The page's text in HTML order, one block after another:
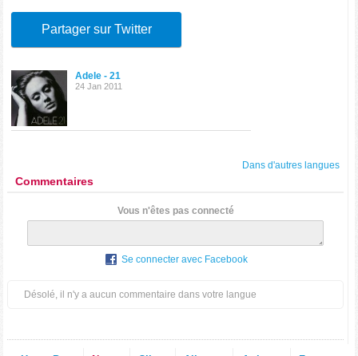
Partager sur Twitter
Adele - 21
24 Jan 2011
Dans d'autres langues
Commentaires
Vous n'êtes pas connecté
Se connecter avec Facebook
Désolé, il n'y a aucun commentaire dans votre langue